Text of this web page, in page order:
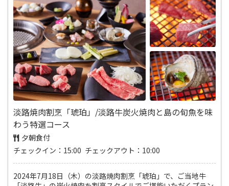
淡路焼肉割烹「琥珀」/淡路牛炭火焼肉と島の旬魚を味
わう特選コース
夕朝食付
チェックイン：15:00 チェックアウト：10:00
2024年7月18日（木）の淡路焼肉割烹「琥珀」で、ご当地牛